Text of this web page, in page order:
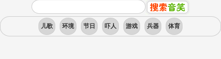
儿歌 环境 节日 吓人 游戏 兵器 体育